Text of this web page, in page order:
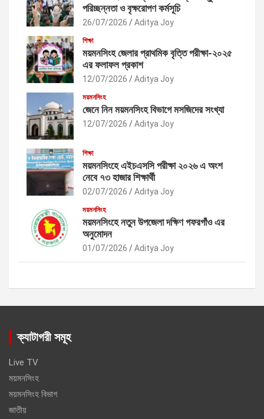
পরিচ্ছন্নতা ও বৃক্ষরোপণ কর্মসূচি
26/07/2026 Aditya Joy
শিক্ষা
ময়মনসিংহ জেলার প্রাথমিক বৃত্তি পরীক্ষা-২০২৫
এর ফলাফল প্রকাশ
12/07/2026 Aditya Joy
ময়মনসিংহ
জেনে নিন ময়মনসিংহ বিভাগে মসজিদের সংখ্যা
12/07/2026 Aditya Joy
শিক্ষা
ময়মনসিংহে এইচএসসি পরীক্ষা ২০২৬ এ অংশ
নেবে ৭৩ হাজার শিক্ষার্থী
02/07/2026 Aditya Joy
ময়মনসিংহ
ময়মনসিংহে নতুন উপজেলা দক্ষিণ গফরগাঁও এর
অনুমোদন
01/07/2026 Aditya Joy
ক্যাটাগরী সমূহ
Live TV
ময়মনসিংহ
ময়মনসিংহ বিভাগ
জাতীয়